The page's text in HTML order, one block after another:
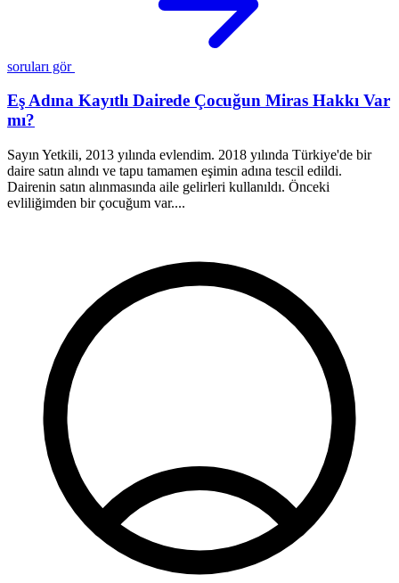
soruları gör
Eş Adına Kayıtlı Dairede Çocuğun Miras Hakkı Var
mı?
Sayın Yetkili, 2013 yılında evlendim. 2018 yılında Türkiye'de bir
daire satın alındı ve tapu tamamen eşimin adına tescil edildi.
Dairenin satın alınmasında aile gelirleri kullanıldı. Önceki
evliliğimden bir çocuğum var....